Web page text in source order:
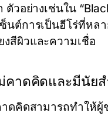
ตัวอย่างเช่นใน
ซ็นต์การเป็นฮีโร่ที่หล
งสีผิวและความเชื่อ
ม่คาดคิดและมีนัย
าดคิดสามารถทำให้ผู้